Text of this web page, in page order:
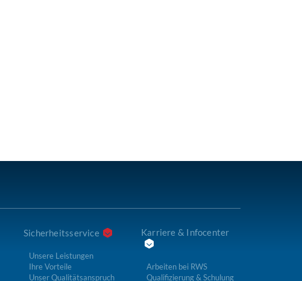
Sicherheitsservice
Unsere Leistungen
Ihre Vorteile
Unser Qualitätsanspruch
Karriere & Infocenter
Arbeiten bei RWS
Qualifizierung & Schulung